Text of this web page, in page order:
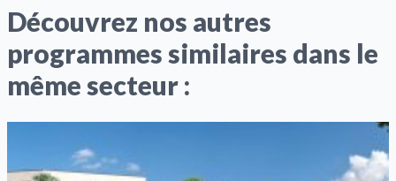
Découvrez nos autres
programmes similaires dans le
même secteur :